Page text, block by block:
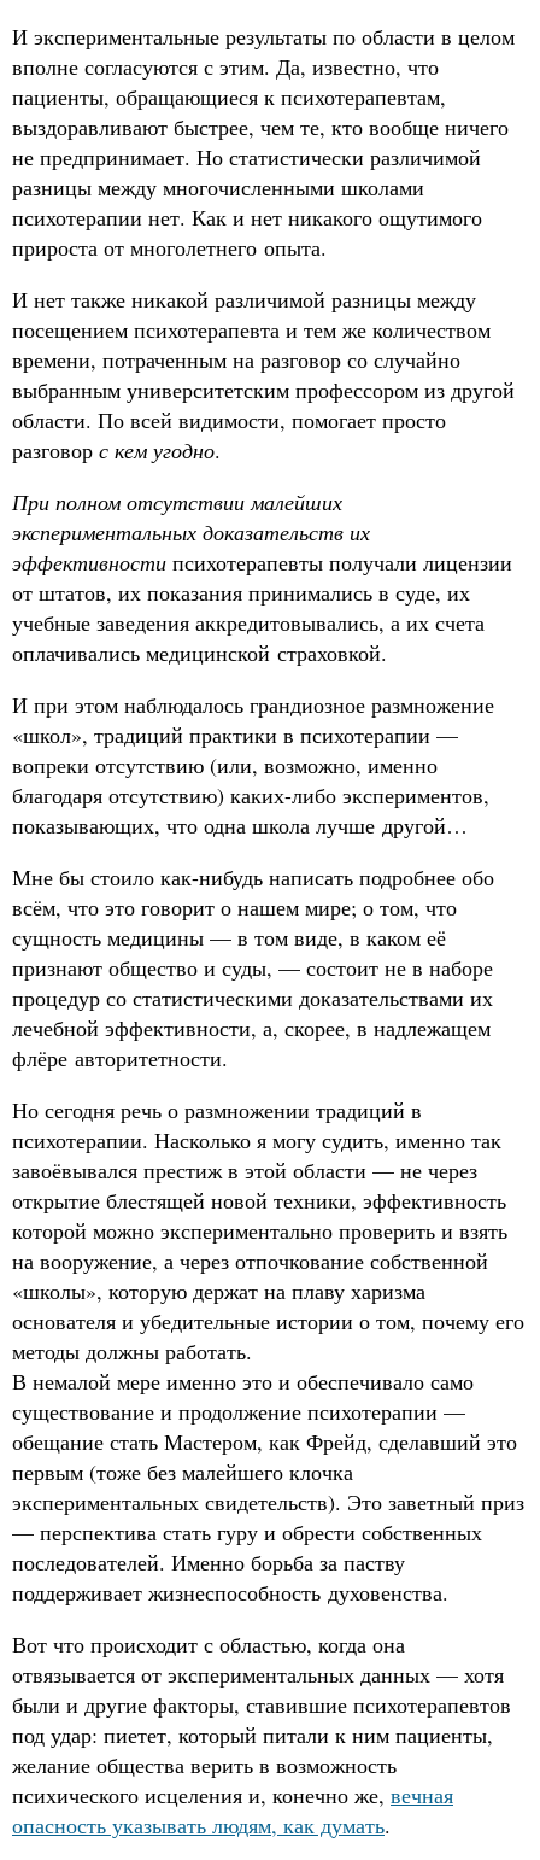
И экспериментальные результаты по области в целом
вполне согласуются с этим. Да, известно, что
пациенты, обращающиеся к психотерапевтам,
выздоравливают быстрее, чем те, кто вообще ничего
не предпринимает. Но статистически различимой
разницы между многочисленными школами
психотерапии нет. Как и нет никакого ощутимого
прироста от многолетнего опыта.
И нет также никакой различимой разницы между
посещением психотерапевта и тем же количеством
времени, потраченным на разговор со случайно
выбранным университетским профессором из другой
области. По всей видимости, помогает просто
разговор с кем угодно.
При полном отсутствии малейших
экспериментальных доказательств их
эффективности психотерапевты получали лицензии
от штатов, их показания принимались в суде, их
учебные заведения аккредитовывались, а их счета
оплачивались медицинской страховкой.
И при этом наблюдалось грандиозное размножение
«школ», традиций практики в психотерапии —
вопреки отсутствию (или, возможно, именно
благодаря отсутствию) каких-либо экспериментов,
показывающих, что одна школа лучше другой…
Мне бы стоило как-нибудь написать подробнее обо
всём, что это говорит о нашем мире; о том, что
сущность медицины — в том виде, в каком её
признают общество и суды, — состоит не в наборе
процедур со статистическими доказательствами их
лечебной эффективности, а, скорее, в надлежащем
флёре авторитетности.
Но сегодня речь о размножении традиций в
психотерапии. Насколько я могу судить, именно так
завоёвывался престиж в этой области — не через
открытие блестящей новой техники, эффективность
которой можно экспериментально проверить и взять
на вооружение, а через отпочкование собственной
«школы», которую держат на плаву харизма
основателя и убедительные истории о том, почему его
методы должны работать.
В немалой мере именно это и обеспечивало само
существование и продолжение психотерапии —
обещание стать Мастером, как Фрейд, сделавший это
первым (тоже без малейшего клочка
экспериментальных свидетельств). Это заветный приз
— перспектива стать гуру и обрести собственных
последователей. Именно борьба за паству
поддерживает жизнеспособность духовенства.
Вот что происходит с областью, когда она
отвязывается от экспериментальных данных — хотя
были и другие факторы, ставившие психотерапевтов
под удар: пиетет, который питали к ним пациенты,
желание общества верить в возможность
психического исцеления и, конечно же, вечная
опасность указывать людям, как думать.